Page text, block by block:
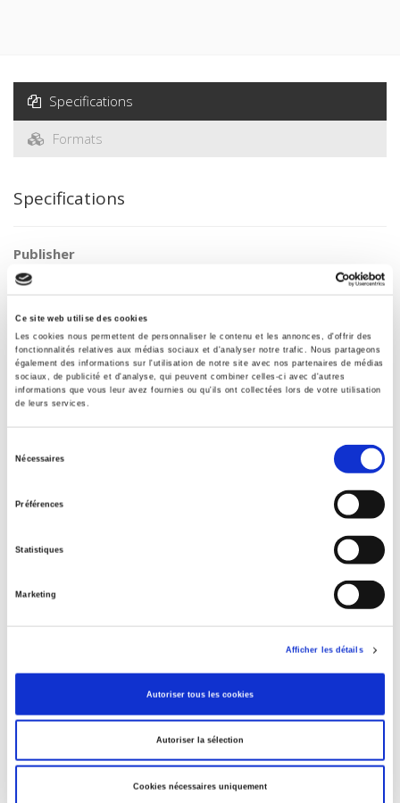
Ce site web utilise des cookies
Les cookies nous permettent de personnaliser le contenu et les annonces, d'offrir des
fonctionnalités relatives aux médias sociaux et d'analyser notre trafic. Nous partageons
également des informations sur l'utilisation de notre site avec nos partenaires de médias
sociaux, de publicité et d'analyse, qui peuvent combiner celles-ci avec d'autres
informations que vous leur avez fournies ou qu'ils ont collectées lors de votre utilisation
de leurs services.
Nécessaires
Préférences
Statistiques
Marketing
Afficher les détails
Autoriser tous les cookies
Autoriser la sélection
Cookies nécessaires uniquement
Specifications
Formats
Specifications
Publisher
Presses de Sciences Po
Journal
20 & 21. Revue d'histoire
ISSN
02941759
Language
French
POL000000 POLITICAL SCIENCE
06 Professional and scholarly
01 October 1990
Thema subject category: Politics and government
La société du matching
Atlas du numérique